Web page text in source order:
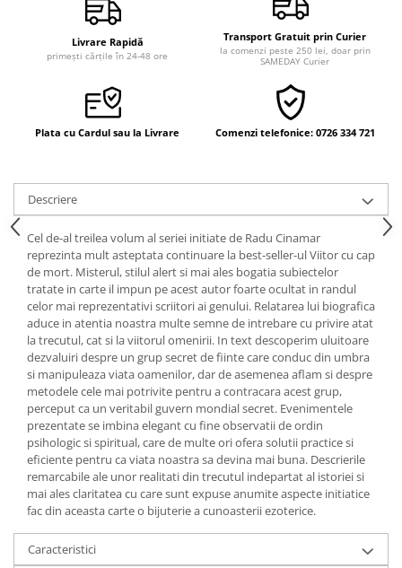
Psihologie practică
Sexualitate
Lumea îngerilor
Seria Masaru Emoto
Inspiraţie divină
Vindecare spirituală
Viaţa de după moarte
Cristale
Supă de pui pentru suflet
Yoga
Oracol
Spiritualitate şi ştiinţă
Fără categorie
Cunoaștere
Livrare Rapidă
primești cărțile în 24-48 ore
Transport Gratuit prin Curier
la comenzi peste 250 lei, doar prin
SAMEDAY Curier
Plata cu Cardul sau la Livrare Comenzi telefonice: 0726 334 721
Descriere
Cel de-al treilea volum al seriei initiate de Radu Cinamar
reprezinta mult asteptata continuare la best-seller-ul Viitor cu cap
de mort. Misterul, stilul alert si mai ales bogatia subiectelor
tratate in carte il impun pe acest autor foarte ocultat in randul
celor mai reprezentativi scriitori ai genului. Relatarea lui biografica
aduce in atentia noastra multe semne de intrebare cu privire atat
la trecutul, cat si la viitorul omenirii. In text descoperim uluitoare
dezvaluiri despre un grup secret de fiinte care conduc din umbra
si manipuleaza viata oamenilor, dar de asemenea aflam si despre
metodele cele mai potrivite pentru a contracara acest grup,
perceput ca un veritabil guvern mondial secret. Evenimentele
prezentate se imbina elegant cu fine observatii de ordin
psihologic si spiritual, care de multe ori ofera solutii practice si
eficiente pentru ca viata noastra sa devina mai buna. Descrierile
remarcabile ale unor realitati din trecutul indepartat al istoriei si
mai ales claritatea cu care sunt expuse anumite aspecte initiatice
fac din aceasta carte o bijuterie a cunoasterii ezoterice.
Caracteristici